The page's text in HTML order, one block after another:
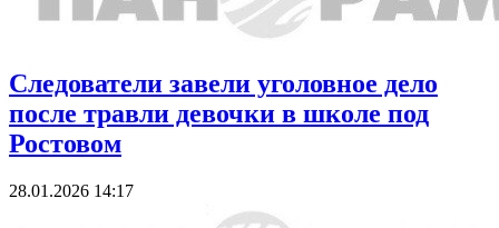
Следователи завели уголовное дело
после травли девочки в школе под
Ростовом
28.01.2026 14:17